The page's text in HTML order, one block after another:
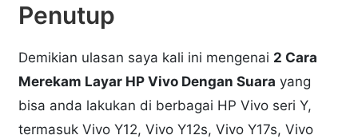
Penutup
Demikian ulasan saya kali ini mengenai 2 Cara
Merekam Layar HP Vivo Dengan Suara yang
bisa anda lakukan di berbagai HP Vivo seri Y,
termasuk Vivo Y12, Vivo Y12s, Vivo Y17s, Vivo